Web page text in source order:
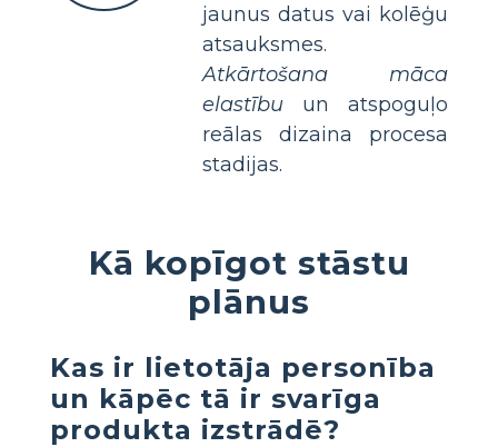
jaunus datus vai kolēģu
atsauksmes.
Atkārtošana māca
elastību un atspoguļo
reālas dizaina procesa
stadijas.
Kā kopīgot stāstu
plānus
Kas ir lietotāja personība
un kāpēc tā ir svarīga
produkta izstrādē?